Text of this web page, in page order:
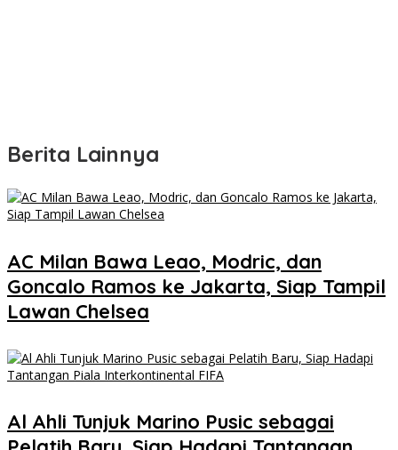
Berita Lainnya
AC Milan Bawa Leao, Modric, dan
Goncalo Ramos ke Jakarta, Siap Tampil
Lawan Chelsea
Al Ahli Tunjuk Marino Pusic sebagai